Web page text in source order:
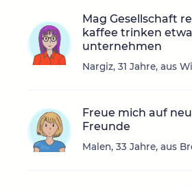
Mag Gesellschaft
kaffee trinken
unternehmen
Nargiz, 31 Jahre, aus
Freue mich auf
Freunde
Malen, 33 Jahre, aus